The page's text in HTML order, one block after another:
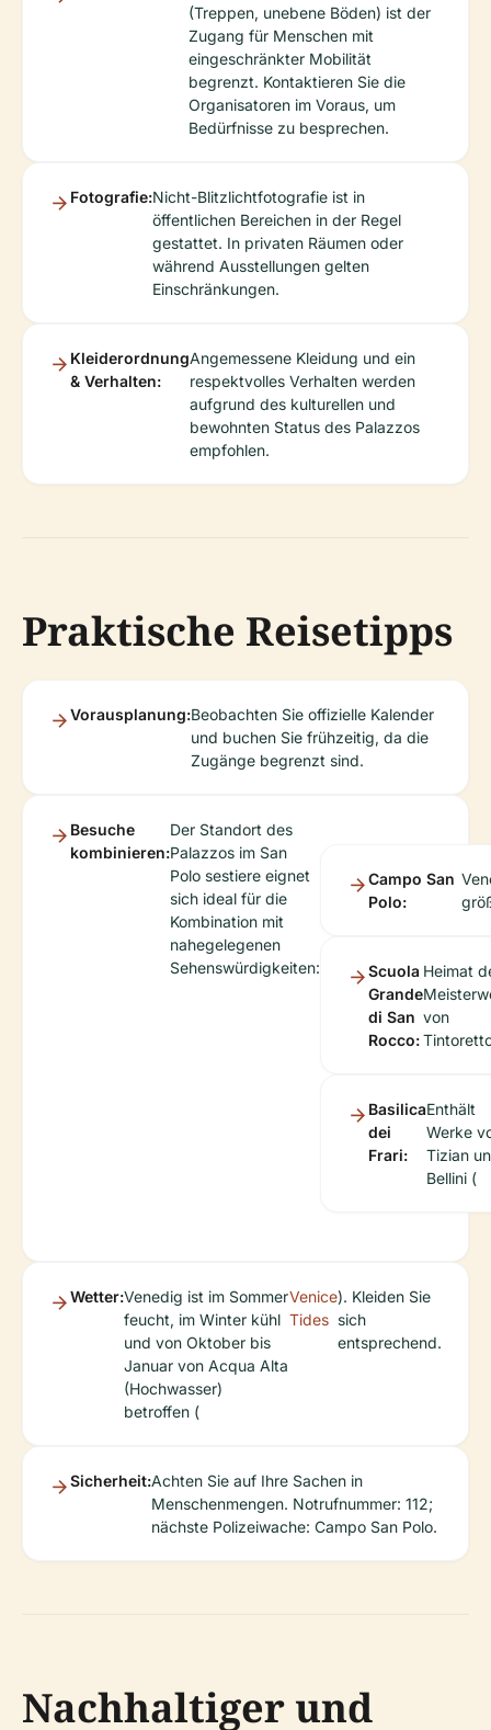
(Treppen, unebene Böden) ist der
Zugang für Menschen mit
eingeschränkter Mobilität
begrenzt. Kontaktieren Sie die
Organisatoren im Voraus, um
Bedürfnisse zu besprechen.
Fotografie:Nicht-Blitzlichtfotografie ist in
öffentlichen Bereichen in der Regel
gestattet. In privaten Räumen oder
während Ausstellungen gelten
Einschränkungen.
Kleiderordnung
& Verhalten:
Angemessene Kleidung und ein
respektvolles Verhalten werden
aufgrund des kulturellen und
bewohnten Status des Palazzos
empfohlen.
Praktische Reisetipps
Vorausplanung:Beobachten Sie offizielle Kalender
und buchen Sie frühzeitig, da die
Zugänge begrenzt sind.
Besuche
kombinieren:
Der Standort des
Palazzos im San
Polo sestiere eignet
sich ideal für die
Kombination mit
nahegelegenen
Sehenswürdigkeiten:
Campo San
Polo:
Scuola
Grande
di San
Rocco:
Heimat
von
Basilica
dei
Frari:
Enthält
Werke
Tizian
Bellini (
Wetter:Venedig ist im Sommer
feucht, im Winter kühl
und von Oktober bis
Januar von Acqua Alta
(Hochwasser)
betroffen (
Venice
Tides
). Kleiden Sie
sich
entsprechend.
Sicherheit:Achten Sie auf Ihre Sachen in
Menschenmengen. Notrufnummer: 112;
nächste Polizeiwache: Campo San Polo.
Nachhaltiger und